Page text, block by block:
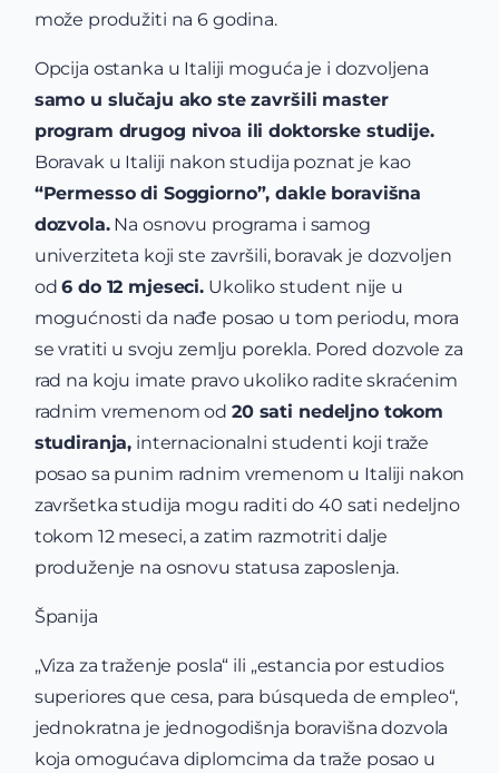
može produžiti na 6 godina.
Opcija ostanka u Italiji moguća je i dozvoljena
samo u slučaju ako ste završili master
program drugog nivoa ili doktorske studije.
Boravak u Italiji nakon studija poznat je kao
“Permesso di Soggiorno”, dakle boravišna
dozvola.Na osnovu programa i samog
univerziteta koji ste završili, boravak je dozvoljen
od6 do 12 mjeseci. Ukoliko student nije u
mogućnosti da nađe posao u tom periodu, mora
se vratiti u svoju zemlju porekla. Pored dozvole za
rad na koju imate pravo ukoliko radite skraćenim
radnim vremenom od20 sati nedeljno tokom
studiranja, internacionalni studenti koji traže
posao sa punim radnim vremenom u Italiji nakon
završetka studija mogu raditi do 40 sati nedeljno
tokom 12 meseci, a zatim razmotriti dalje
produženje na osnovu statusa zaposlenja.
Španija
„Viza za traženje posla“ ili „estancia por estudios
superiores que cesa, para búsqueda de empleo“,
jednokratna je jednogodišnja boravišna dozvola
koja omogućava diplomcima da traže posao u